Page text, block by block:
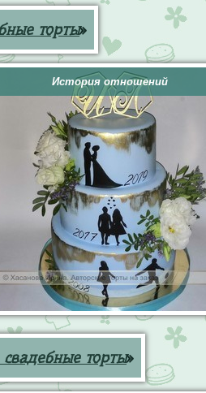
торты»
История отношений
торты»